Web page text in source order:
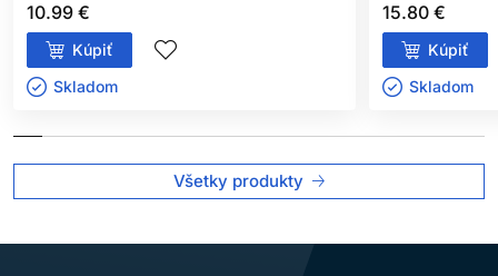
10.99 €
Kúpiť
Skladom ㅤ
15.80 €
Kúpiť
Skladom ㅤ
Všetky produkty